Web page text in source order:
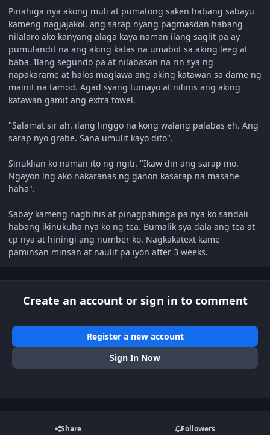
Pinahiga nya akong muli at pumatong saken habang sabayu
kameng nagjajakol. ang sarap nyang pagmasdan habang
nilalaro ako kanyang alaga kaya naman ilang saglit pa ay
pumulandit na ang aking katas na umabot sa aking leeg at
baba. Ilang segundo pa at nilabasan na rin sya ng
napakarame at halos maglawa ang aking katawan sa dame ng
mainit na tamod. Agad syang tumayo at nilinis ang aking
katawan gamit ang extra towel.
"Salamat sir ah. ilang linggo na kong walang palabas eh. Ang
sarap nyo grabe. Sana umulit kayo dito".
Sinuklian ko naman ito ng ngiti. "Ikaw din ang sarap mo.
Ngayon lng ako nakaranas ng ganon kasarap na masahe
haha".
Sabay kameng nagbihis at pinagpahinga pa nya ko sandali
habang ikinukuha nya ko ng tea. Bumalik sya dala ang tea at
cp nya at hiningi ang number ko. Nagkakatext kame
paminsan minsan at naulit pa iyon after 3 weeks.
Create an account or sign in to comment
Register a new account
Sign In Now
Share Followers